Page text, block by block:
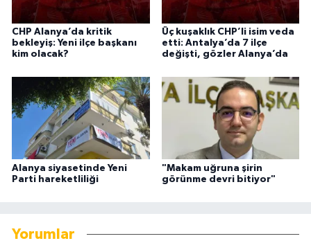
CHP Alanya’da kritik
bekleyiş: Yeni ilçe başkanı
kim olacak?
Üç kuşaklık CHP’li isim veda
etti: Antalya’da 7 ilçe
değişti, gözler Alanya’da
Alanya siyasetinde Yeni
Parti hareketliliği
"Makam uğruna şirin
görünme devri bitiyor"
Yorumlar